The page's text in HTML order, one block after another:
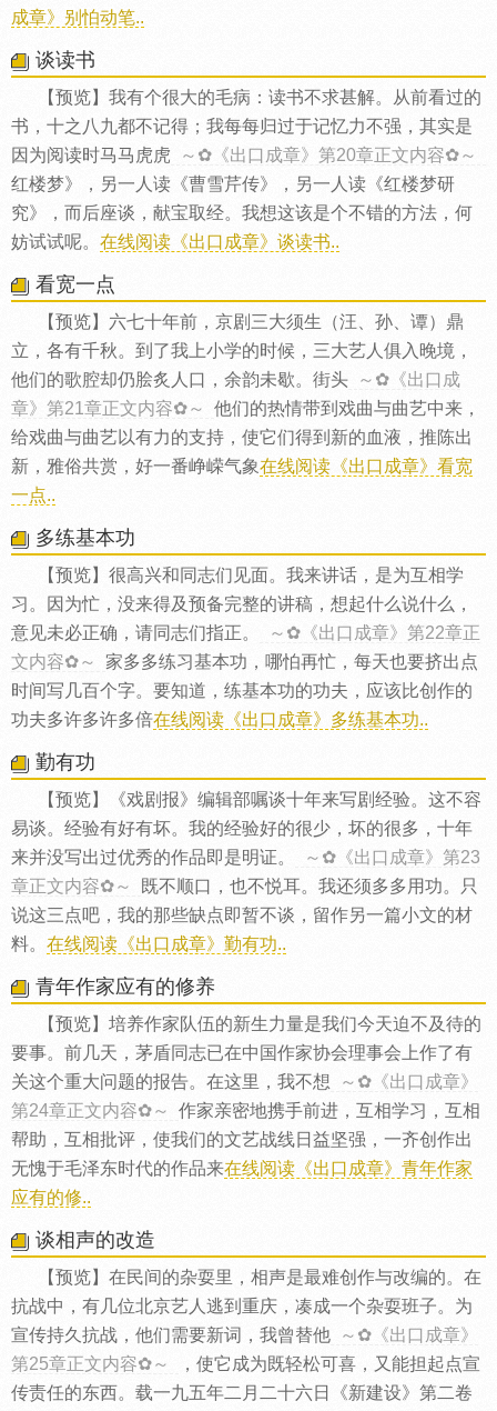
成章》别怕动笔..
谈读书
【预览】我有个很大的毛病：读书不求甚解。从前看过的
书，十之八九都不记得；我每每归过于记忆力不强，其实是
因为阅读时马马虎虎
～✿《出口成章》第20章正文内容✿～
红楼梦》，另一人读《曹雪芹传》，另一人读《红楼梦研
究》，而后座谈，献宝取经。我想这该是个不错的方法，何
妨试试呢。 在线阅读《出口成章》谈读书..
看宽一点
【预览】六七十年前，京剧三大须生（汪、孙、谭）鼎
立，各有千秋。到了我上小学的时候，三大艺人俱入晚境，
他们的歌腔却仍脍炙人口，余韵未歇。街头
～✿《出口成
章》第21章正文内容✿～
他们的热情带到戏曲与曲艺中来，
给戏曲与曲艺以有力的支持，使它们得到新的血液，推陈出
新，雅俗共赏，好一番峥嵘气象在线阅读《出口成章》看宽
一点..
多练基本功
【预览】很高兴和同志们见面。我来讲话，是为互相学
习。因为忙，没来得及预备完整的讲稿，想起什么说什么，
意见未必正确，请同志们指正。
～✿《出口成章》第22章正
文内容✿～
家多多练习基本功，哪怕再忙，每天也要挤出点
时间写几百个字。要知道，练基本功的功夫，应该比创作的
功夫多许多许多倍在线阅读《出口成章》多练基本功..
勤有功
【预览】《戏剧报》编辑部嘱谈十年来写剧经验。这不容
易谈。经验有好有坏。我的经验好的很少，坏的很多，十年
来并没写出过优秀的作品即是明证。
～✿《出口成章》第23
章正文内容✿～
既不顺口，也不悦耳。我还须多多用功。只
说这三点吧，我的那些缺点即暂不谈，留作另一篇小文的材
料。 在线阅读《出口成章》勤有功..
青年作家应有的修养
【预览】培养作家队伍的新生力量是我们今天迫不及待的
要事。前几天，茅盾同志已在中国作家协会理事会上作了有
关这个重大问题的报告。在这里，我不想
～✿《出口成章》
第24章正文内容✿～
作家亲密地携手前进，互相学习，互相
帮助，互相批评，使我们的文艺战线日益坚强，一齐创作出
无愧于毛泽东时代的作品来在线阅读《出口成章》青年作家
应有的修..
谈相声的改造
【预览】在民间的杂耍里，相声是最难创作与改编的。在
抗战中，有几位北京艺人逃到重庆，凑成一个杂耍班子。为
宣传持久抗战，他们需要新词，我曾替他
～✿《出口成章》
第25章正文内容✿～
，使它成为既轻松可喜，又能担起点宣
传责任的东西。载一九五年二月二十六日《新建设》第二卷